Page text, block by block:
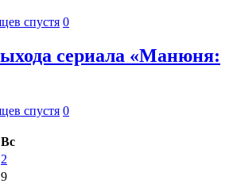
спустя 0
сериала «Манюня:
спустя 0
Вс
2
9